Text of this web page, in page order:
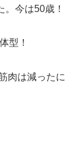
今は50歳！
型！
肉は減ったに